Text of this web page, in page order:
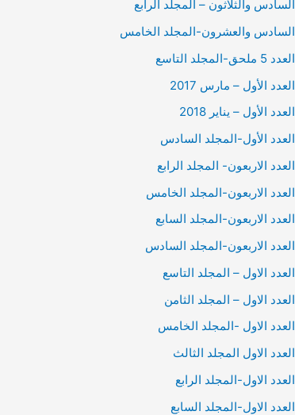
السادس والثلاثون – المجلد الرابع
السادس والعشرون-المجلد الخامس
العدد 5 ملحق-المجلد التاسع
العدد الأول – مارس 2017
العدد الأول – يناير 2018
العدد الأول-المجلد السادس
العدد الاربعون- المجلد الرابع
العدد الاربعون-المجلد الخامس
العدد الاربعون-المجلد السابع
العدد الاربعون-المجلد السادس
العدد الاول – المجلد التاسع
العدد الاول – المجلد الثامن
العدد الاول -المجلد الخامس
العدد الاول المجلد الثالث
العدد الاول-المجلد الرابع
العدد الاول-المجلد السابع